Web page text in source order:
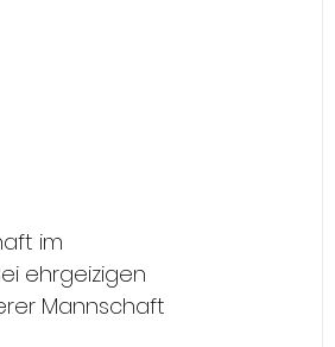
im
ehrgeizigen
Mannschaft